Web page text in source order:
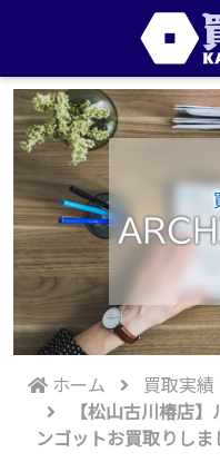
ホーム
買取実績
【松山古川椿店
ンゴットお買取りしま